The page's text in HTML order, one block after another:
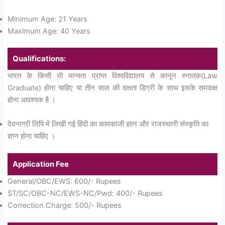
Minimum Age: 21 Years
Maximum Age: 40 Years
Qualifications:
भारत के किसी भी मान्यता प्राप्त विश्वविद्यालय से कानून स्नातक(Law
Graduate) होना चाहिए या तीन साल की दक्षता डिग्री के साथ इसके समकक्ष
होना आवश्यक है ।
देवनागरी लिपि में लिखी गई हिंदी का कामकाजी ज्ञान और राजस्थानी संस्कृति का
ज्ञान होना चाहिए ।
Application Fee
General/OBC/EWS: 600/- Rupees
ST/SC/OBC-NC/EWS-NC/Pwd: 400/- Rupees
Correction Charge: 500/- Rupees